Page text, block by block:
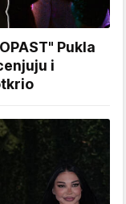
Pukla
i